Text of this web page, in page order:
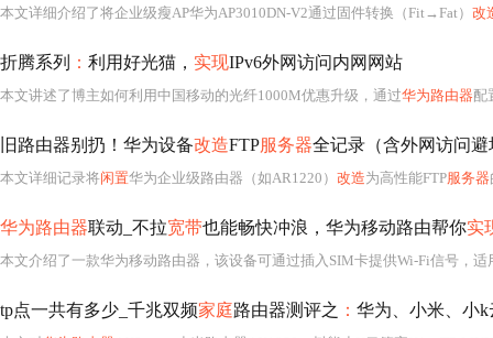
本文详细介绍了将企业级瘦AP华为AP3010DN-V2通过固件转换（Fit→Fat） 改
折腾系列 ： 利用好光猫， 实现IPv6外网访问内网网站
本文讲述了博主如何利用中国移动的光纤1000M优惠升级，通过华为路由器配
旧路由器别扔！华为设备改造FTP服务器全记录（含外网访问避
本文详细记录将闲置华为企业级路由器（如AR1220） 改造为高性能FTP服务器
华为路由器联动_不拉宽带也能畅快冲浪，华为移动路由帮你实
tp点一共有多少_千兆双频家庭路由器测评之 ： 华为、小米、小